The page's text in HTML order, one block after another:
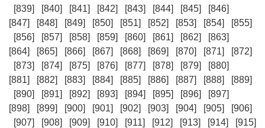
[839]
[840] [841] [842] [843] [844] [845]
[846]
[847]
[848] [849] [850] [851] [852] [853] [854]
[855]
[856]
[857] [858] [859] [860] [861] [862]
[863]
[864]
[865] [866] [867] [868] [869] [870] [871]
[872]
[873]
[874] [875] [876] [877] [878] [879]
[880]
[881]
[882] [883] [884] [885] [886] [887] [888]
[889]
[890]
[891] [892] [893] [894] [895] [896]
[897]
[898]
[899] [900] [901] [902] [903] [904] [905]
[906]
[907]
[908] [909] [910] [911] [912] [913] [914] [915]